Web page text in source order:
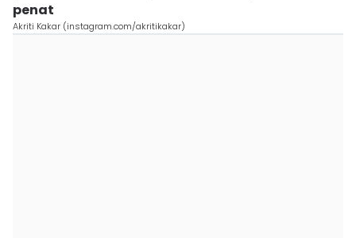
penat
Akriti Kakar (instagram.com/akritikakar)